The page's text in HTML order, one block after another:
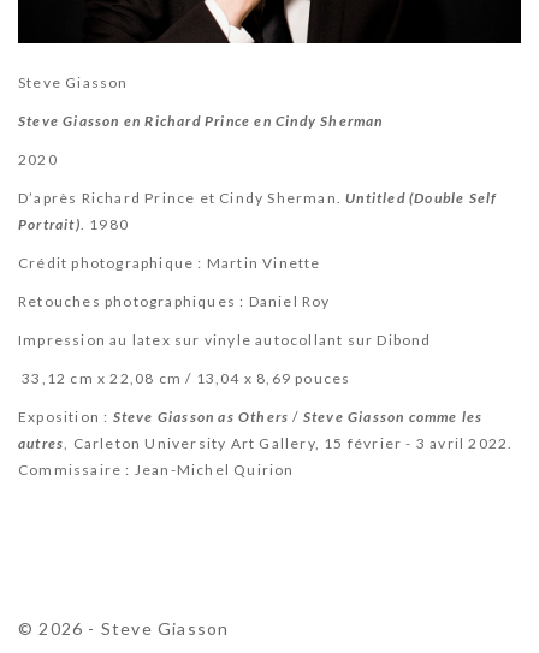
Steve Giasson
Steve Giasson en Richard Prince en Cindy Sherman
2020
D’après Richard Prince et Cindy Sherman.Untitled (Double Self
Portrait) . 1980
Crédit photographique : Martin Vinette
Retouches photographiques : Daniel Roy
Impression au latex sur vinyle autocollant sur Dibond
33,12 cm x 22,08 cm / 13,04 x 8,69 pouces
Exposition : Steve Giasson as Others / Steve Giasson comme les
autres , Carleton University Art Gallery, 15 février - 3 avril 2022.
Commissaire : Jean-Michel Quirion
© 2026 - Steve Giasson